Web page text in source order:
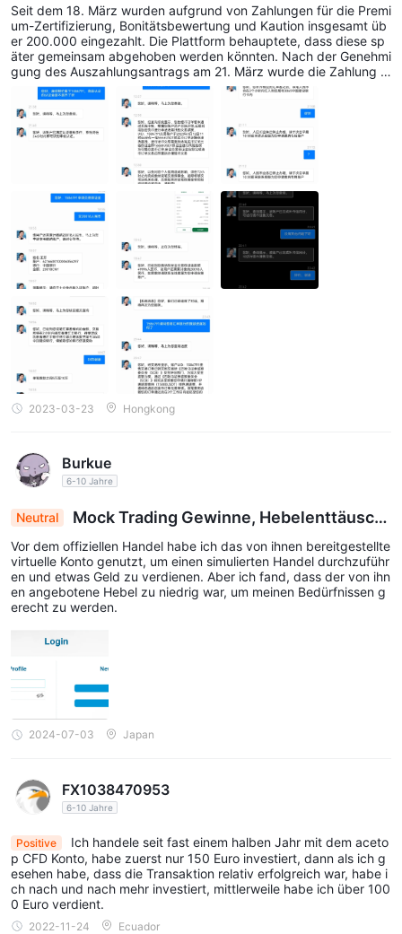
Seit dem 18. März wurden aufgrund von Zahlungen für die Premi
um-Zertifizierung, Bonitätsbewertung und Kaution insgesamt üb
er 200.000 eingezahlt. Die Plattform behauptete, dass diese sp
äter gemeinsam abgehoben werden könnten. Nach der Genehmi
gung des Auszahlungsantrags am 21. März wurde die Zahlung ei
nes Wechselkursausgleichs von über 30.000 gefordert. Nach de
r Begleichung am 22. März wurde die Auszahlung erneut abgele
hnt und die Freischaltung eines grünen Kanals verlangt.
2023-03-23 Hongkong
Burkue
6-10 Jahre
Neutral
Mock Trading Gewinne, Hebelenttäusch
ung hält an
Vor dem offiziellen Handel habe ich das von ihnen bereitgestellte
virtuelle Konto genutzt, um einen simulierten Handel durchzuführ
en und etwas Geld zu verdienen. Aber ich fand, dass der von ihn
en angebotene Hebel zu niedrig war, um meinen Bedürfnissen g
erecht zu werden.
2024-07-03 Japan
FX1038470953
6-10 Jahre
Positive
Ich handele seit fast einem halben Jahr mit dem aceto
p CFD Konto, habe zuerst nur 150 Euro investiert, dann als ich g
esehen habe, dass die Transaktion relativ erfolgreich war, habe i
ch nach und nach mehr investiert, mittlerweile habe ich über 100
0 Euro verdient.
2022-11-24 Ecuador